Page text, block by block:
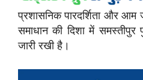
प्रशासनिक पारदर्शिता और
समाधान की दिशा में
जारी रखी है।